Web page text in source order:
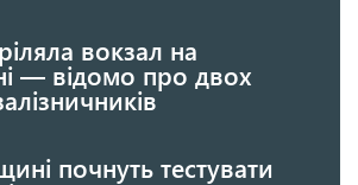
вокзал на
— відомо про двох
почнуть тестувати